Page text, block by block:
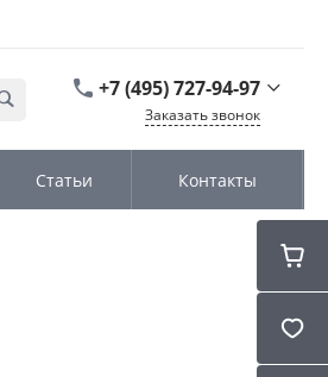
+7 (495) 727-94-97
Заказать звонок
Статьи Контакты